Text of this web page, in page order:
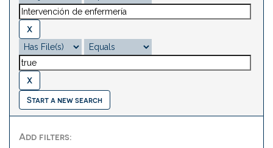
Start a new search
Add filters: